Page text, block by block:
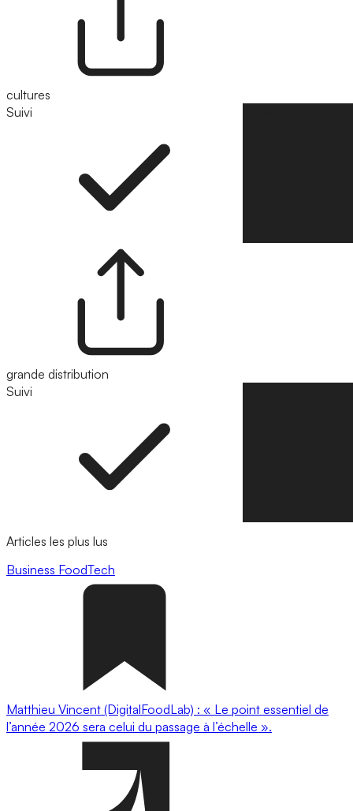
cultures
Suivi
grande distribution
Suivi
Articles les plus lus
Business FoodTech
Matthieu Vincent (DigitalFoodLab) : « Le point essentiel de
l’année 2026 sera celui du passage à l’échelle ».